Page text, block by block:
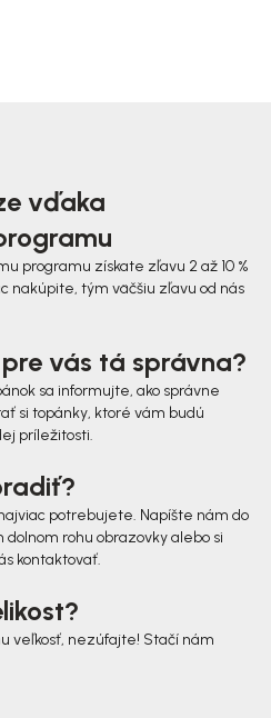
vďaka
programu získate zľavu 2 až 10 %
nakúpite, tým väčšiu zľavu od nás
vás tá správna?
sa informujte, ako správne
si topánky, ktoré vám budú
príležitosti.
potrebujete. Napíšte nám do
rohu obrazovky alebo si
kontaktovať.
veľkosť, nezúfajte! Stačí nám